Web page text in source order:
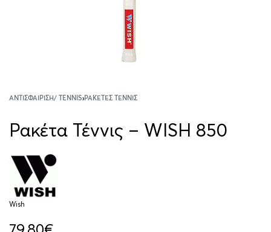
ΑΝΤΙΣΦΑΊΡΙΣΗ/ TENNIS›ΡΑΚΈΤΕΣ ΤΈΝΝΙΣ
Ρακέτα Τέννις – WISH 850
Wish